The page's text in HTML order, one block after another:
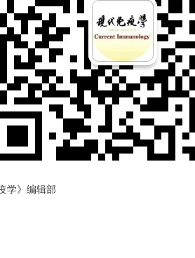
学》编辑部